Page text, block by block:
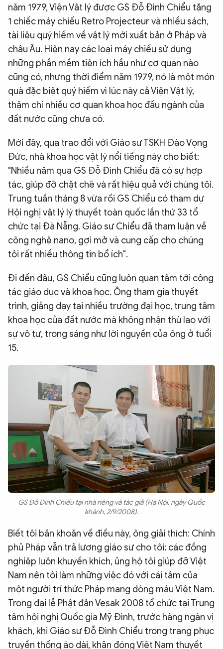
năm 1979, Viện Vật lý được GS Đỗ Đình Chiểu tặng
1 chiếc máy chiếu Retro Projecteur và nhiều sách,
tài liệu quý hiếm về vật lý mới xuất bản ở Pháp và
châu Âu. Hiện nay các loại máy chiếu sử dụng
những phần mềm tiện ích hầu như cơ quan nào
cũng có, nhưng thời điểm năm 1979, nó là một món
quà đặc biệt quý hiếm vì lúc này cả Viện Vật lý,
thậm chí nhiều cơ quan khoa học đầu ngành của
đất nước cũng chưa có.
Mới đây, qua trao đổi với Giáo sư TSKH Đào Vọng
Đức, nhà khoa học vật lý nổi tiếng này cho biết:
"Nhiều năm qua GS Đỗ Đình Chiểu đã có sự hợp
tác, giúp đỡ chặt chẽ và rất hiệu quả với chúng tôi.
Trung tuần tháng 8 vừa rồi GS Chiểu có tham dự
Hội nghị vật lý lý thuyết toàn quốc lần thứ 33 tổ
chức tại Đà Nẵng. Giáo sư Chiểu đã tham luận về
công nghệ nano, gợi mở và cung cấp cho chúng
tôi rất nhiều thông tin bổ ích".
Đi đến đâu, GS Chiểu cũng luôn quan tâm tới công
tác giáo dục và khoa học. Ông tham gia thuyết
trình, giảng dạy tại nhiều trường đại học, trung tâm
khoa học của đất nước mà không nhận thù lao với
sự vô tư, trong sáng như lời nguyền của ông ở tuổi
15.
GS Đỗ Đình Chiểu tại nhà riêng và tác giả (Hà Nội, ngày Quốc
khánh, 2/9/2008).
Biết tôi băn khoăn về điều này, ông giải thích: Chính
phủ Pháp vẫn trả lương giáo sư cho tôi; các đồng
nghiệp luôn khuyến khích, ủng hộ tôi giúp đỡ Việt
Nam nên tôi làm những việc đó với cái tâm của
một người trí thức Pháp mang dòng máu Việt Nam.
Trong đại lễ Phật đản Vesak 2008 tổ chức tại Trung
tâm hội nghị Quốc gia Mỹ Đình, trước hàng ngàn vị
khách, khi Giáo sư Đỗ Đình Chiểu trong trang phục
truyền thống áo dài, khăn đóng Việt Nam thuyết